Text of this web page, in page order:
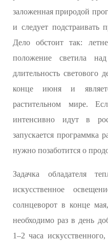
заложенная природой
и следует подстраивать
Дело обстоит так:
положение светила
длительность светового
конце июня и
растительном мире.
интенсивно идут в
запускается программка
нужно позаботится о
Задачка обладателя
искусственное
солнцеворот в конце
необходимо раз в день
1–2 часа